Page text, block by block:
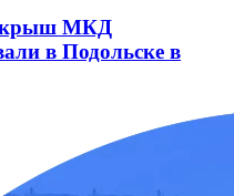
крыш МКД
в Подольске в